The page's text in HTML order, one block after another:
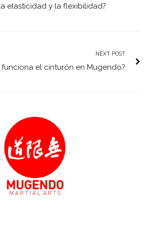
elasticidad y la flexibilidad?
NEXT POST
funciona el cinturón en Mugendo?